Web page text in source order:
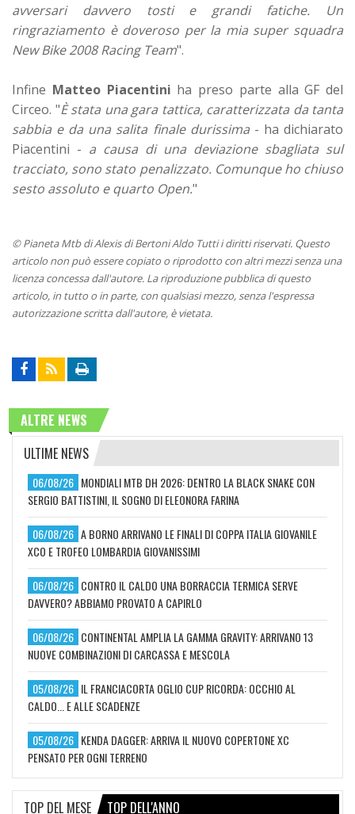
avversari davvero tosti e grandi fatiche. Un
ringraziamento è doveroso per la mia super squadra
New Bike 2008 Racing Team".
Infine Matteo Piacentini ha preso parte alla GF del
Circeo. "È stata una gara tattica, caratterizzata da tanta
sabbia e da una salita finale durissima- ha dichiarato
Piacentini - a causa di una deviazione sbagliata sul
tracciato, sono stato penalizzato. Comunque ho chiuso
sesto assoluto e quarto Open."
© Pianeta Mtb di Alexis di Bertoni Aldo Tutti i diritti riservati. Questo
articolo non può essere copiato o riprodotto con altri mezzi senza una
licenza concessa dall'autore. La riproduzione pubblica di questo
articolo, in tutto o in parte, con qualsiasi mezzo, senza l'espressa
autorizzazione scritta dall'autore, è vietata.
ALTRE NEWS
ULTIME NEWS
06/08/26 MONDIALI MTB DH 2026: DENTRO LA BLACK SNAKE CON
SERGIO BATTISTINI, IL SOGNO DI ELEONORA FARINA
06/08/26 A BORNO ARRIVANO LE FINALI DI COPPA ITALIA GIOVANILE
XCO E TROFEO LOMBARDIA GIOVANISSIMI
06/08/26 CONTRO IL CALDO UNA BORRACCIA TERMICA SERVE
DAVVERO? ABBIAMO PROVATO A CAPIRLO
06/08/26 CONTINENTAL AMPLIA LA GAMMA GRAVITY: ARRIVANO 13
NUOVE COMBINAZIONI DI CARCASSA E MESCOLA
05/08/26 IL FRANCIACORTA OGLIO CUP RICORDA: OCCHIO AL
CALDO... E ALLE SCADENZE
05/08/26 KENDA DAGGER: ARRIVA IL NUOVO COPERTONE XC
PENSATO PER OGNI TERRENO
TOP DEL MESE TOP DELL'ANNO